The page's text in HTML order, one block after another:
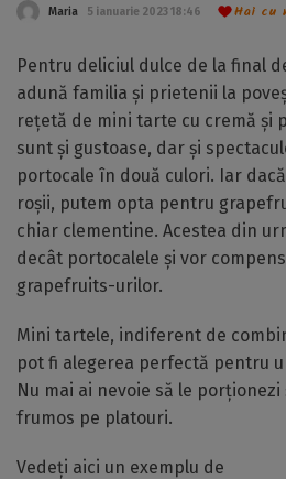
Maria 5 ianuarie 2023 18:46 Hai cu
Pentru deliciul dulce de la final
adună familia și prietenii la
rețetă de mini tarte cu cremă și
sunt și gustoase, dar și
portocale în două culori. Iar
roșii, putem opta pentru
chiar clementine. Acestea din
decât portocalele și vor
grapefruits-urilor.
Mini tartele, indiferent de
pot fi alegerea perfectă pentru
Nu mai ai nevoie să le
frumos pe platouri.
Vedeți aici un exemplu de